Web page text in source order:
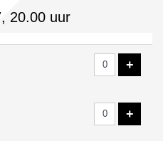
20.00 uur
Aantal
tickets
+
+